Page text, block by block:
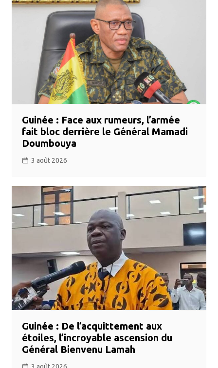
Guinée : Face aux rumeurs, l’armée
fait bloc derrière le Général Mamadi
Doumbouya
3 août 2026
Guinée : De l’acquittement aux
étoiles, l’incroyable ascension du
Général Bienvenu Lamah